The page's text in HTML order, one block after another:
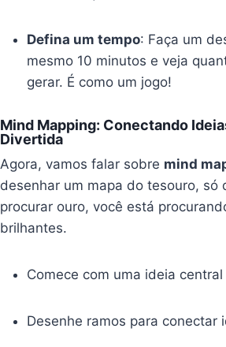
Defina um tempo: Faça um
mesmo 10 minutos e veja
gerar. É como um jogo!
Mind Mapping: Conectando
Divertida
Agora, vamos falar sobre mind
desenhar um mapa do tesouro, só
procurar ouro, você está
brilhantes.
Comece com uma ideia
Desenhe ramos para conectar